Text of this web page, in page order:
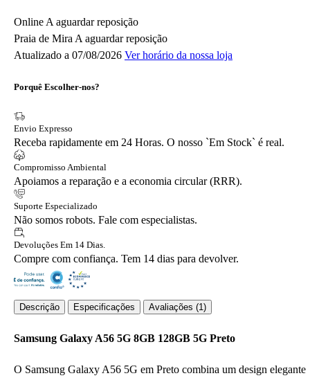
Online A aguardar reposição
Praia de Mira A aguardar reposição
Atualizado a 07/08/2026 Ver horário da nossa loja
Porquê Escolher-nos?
Envio Expresso
Receba rapidamente em 24 Horas. O nosso `Em Stock` é real.
Compromisso Ambiental
Apoiamos a reparação e a economia circular (RRR).
Suporte Especializado
Não somos robots. Fale com especialistas.
Devoluções Em 14 Dias.
Compre com confiança. Tem 14 dias para devolver.
Descrição Especificações Avaliações (1)
Samsung Galaxy A56 5G 8GB 128GB 5G Preto
O Samsung Galaxy A56 5G em Preto combina um design elegante